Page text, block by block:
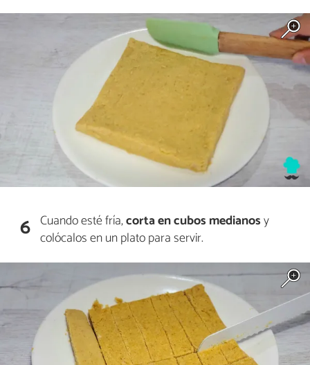
6 Cuando esté fría,corta en cubos medianosy
colócalos en un plato para servir.